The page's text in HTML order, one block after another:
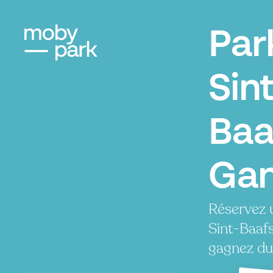
Sint-
gagnez